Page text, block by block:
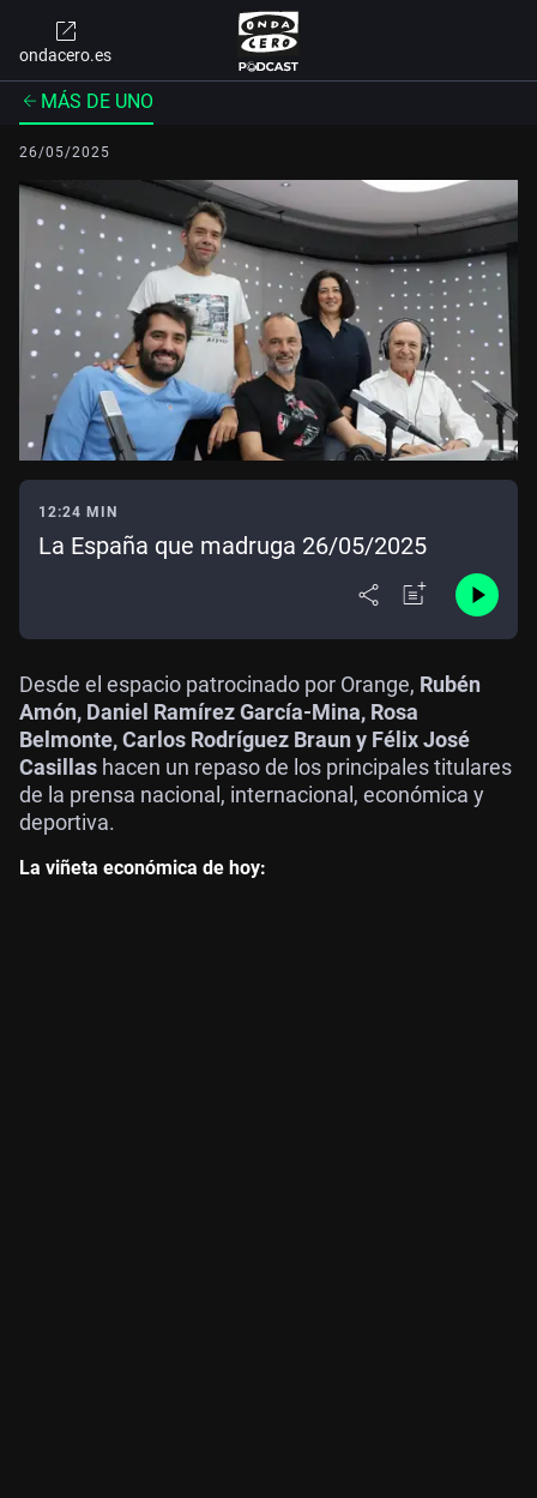
ondacero.es
MÁS DE UNO
26/05/2025
12:24 MIN
La España que madruga 26/05/2025
Desde el espacio patrocinado por Orange, Rubén
Amón, Daniel Ramírez García-Mina, Rosa
Belmonte, Carlos Rodríguez Braun y Félix José
Casillas hacen un repaso de los principales titulares
de la prensa nacional, internacional, económica y
deportiva.
La viñeta económica de hoy: